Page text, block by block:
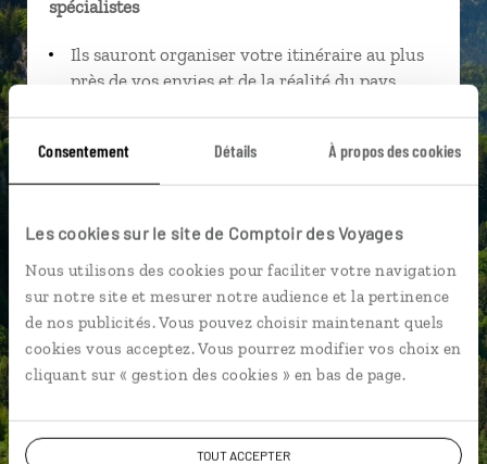
Consentement Détails À propos des cookies
Les cookies sur le site de Comptoir des Voyages
Nous utilisons des cookies pour faciliter votre navigation
sur notre site et mesurer notre audience et la pertinence
de nos publicités. Vous pouvez choisir maintenant quels
cookies vous acceptez. Vous pourrez modifier vos choix en
cliquant sur « gestion des cookies » en bas de page.
TOUT ACCEPTER
spécialistes
Ils sauront organiser votre itinéraire au plus
près de vos envies et de la réalité du pays.
Échangez en face à face ou depuis nos studios
connectés en agence, mais aussi par email ou
pendant et après votre voyage.
DEMANDER UN DEVIS
Allemagne